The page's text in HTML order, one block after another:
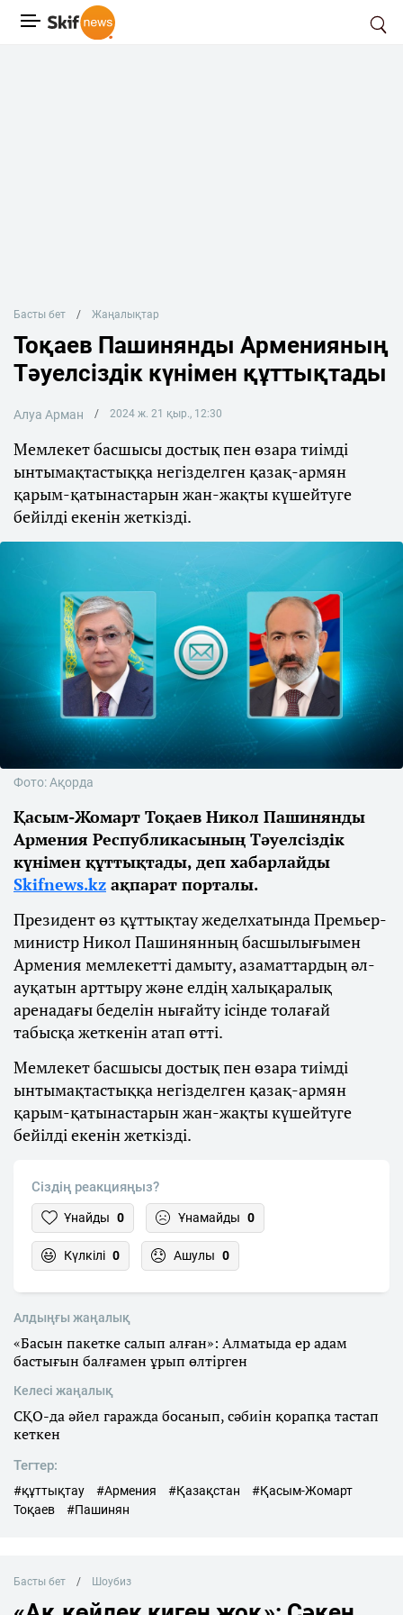
Басты бет Жаңалықтар
Тоқаев Пашинянды Арменияның
Тәуелсіздік күнімен құттықтады
Алуа Арман 2024 ж. 21 қыр., 12:30
Мемлекет басшысы достық пен өзара тиімді
ынтымақтастыққа негізделген қазақ-армян
қарым-қатынастарын жан-жақты күшейтуге
бейілді екенін жеткізді.
Фото: Ақорда
Қасым-Жомарт Тоқаев Никол Пашинянды
Армения Республикасының Тәуелсіздік
күнімен құттықтады, деп хабарлайды
Skifnews.kz ақпарат порталы.
Президент өз құттықтау жеделхатында Премьер-
министр Никол Пашинянның басшылығымен
Армения мемлекетті дамыту, азаматтардың әл-
ауқатын арттыру және елдің халықаралық
аренадағы беделін нығайту ісінде толағай
табысқа жеткенін атап өтті.
Мемлекет басшысы достық пен өзара тиімді
ынтымақтастыққа негізделген қазақ-армян
қарым-қатынастарын жан-жақты күшейтуге
бейілді екенін жеткізді.
Сіздің реакцияңыз?
Ұнайды 0 Ұнамайды 0
Күлкілі 0 Ашулы 0
Алдыңғы жаңалық
«Басын пакетке салып алған»: Алматыда ер адам
бастығын балғамен ұрып өлтірген
Келесі жаңалық
СҚО-да әйел гаражда босанып, сәбиін қорапқа тастап
кеткен
Тегтер:
#құттықтау #Армения #Қазақстан
#Қасым-Жомарт
Тоқаев
#Пашинян
Басты бет Шоубиз